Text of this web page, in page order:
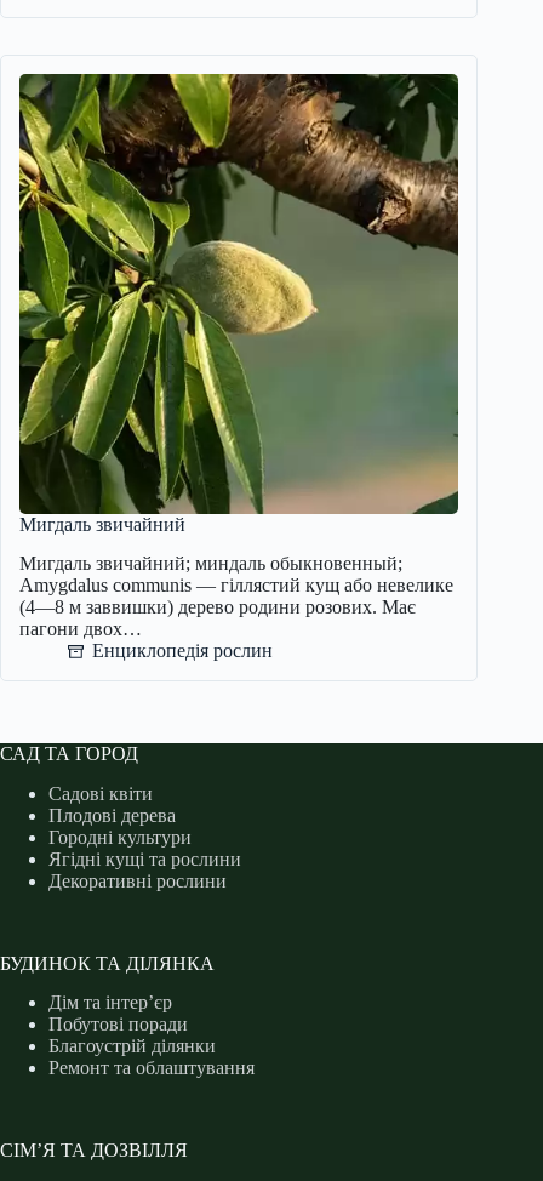
Мигдаль звичайний
Мигдаль звичайний; миндаль обыкновенный;
Amygdalus communis — гіллястий кущ або невелике
(4—8 м заввишки) дерево родини розових. Має
пагони двох…
Енциклопедія рослин
САД ТА ГОРОД
Садові квіти
Плодові дерева
Городні культури
Ягідні кущі та рослини
Декоративні рослини
БУДИНОК ТА ДІЛЯНКА
Дім та інтер’єр
Побутові поради
Благоустрій ділянки
Ремонт та облаштування
СІМ’Я ТА ДОЗВІЛЛЯ